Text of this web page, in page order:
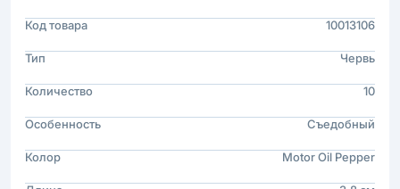
Код товара 10013106
Тип Червь
Количество 10
Особенность Съедобный
Колор Motor Oil Pepper